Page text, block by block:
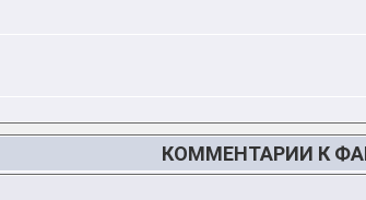
КОММЕНТАРИИ К